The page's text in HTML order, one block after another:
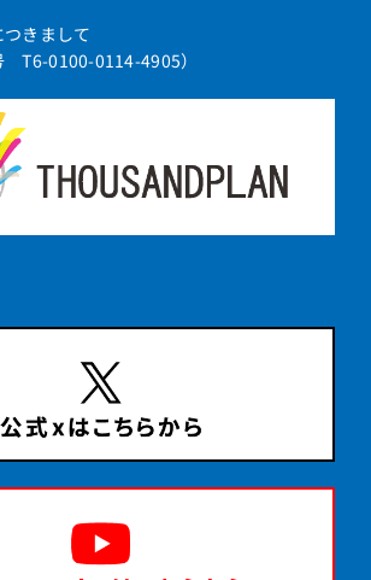
きまして
T6-0100-0114-4905）